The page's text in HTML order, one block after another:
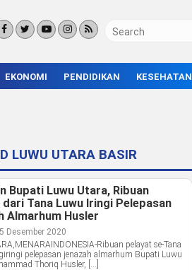
EKONOMI PENDIDIKAN KESEHATAN
LUWU UTARA BASIR
Bupati Luwu Utara, Ribuan
Tana Luwu Iringi Pelepasan
Almarhum Husler
Desember 2020
Ribuan pelayat se-Tana
pelepasan jenazah almarhum Bupati Luwu
Thoriq Husler, […]